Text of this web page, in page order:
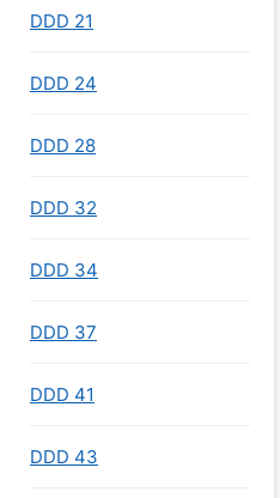
DDD 21
DDD 24
DDD 28
DDD 32
DDD 34
DDD 37
DDD 41
DDD 43